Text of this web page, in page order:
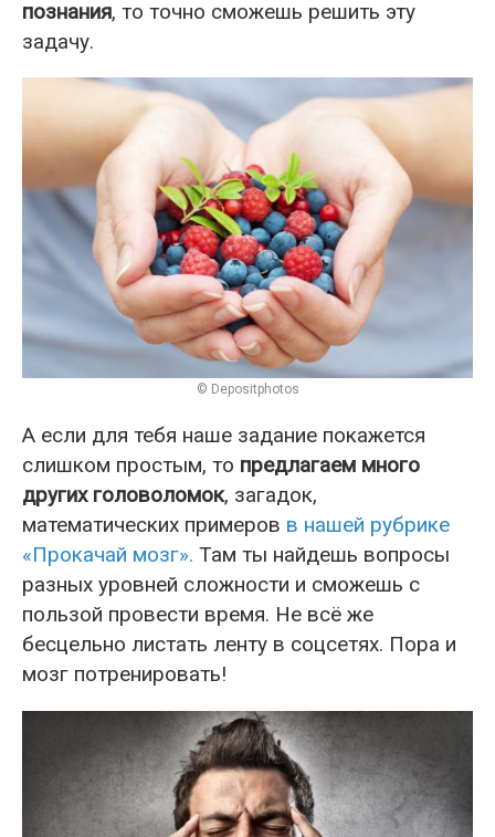
познания, то точно сможешь решить эту
задачу.
© Depositphotos
А если для тебя наше задание покажется
слишком простым, то предлагаем много
других головоломок, загадок,
математических примеров в нашей рубрике
«Прокачай мозг». Там ты найдешь вопросы
разных уровней сложности и сможешь с
пользой провести время. Не всё же
бесцельно листать ленту в соцсетях. Пора и
мозг потренировать!